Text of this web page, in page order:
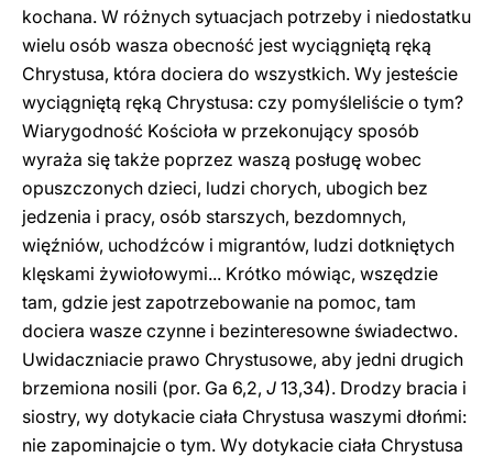
kochana. W różnych sytuacjach potrzeby i niedostatku
wielu osób wasza obecność jest wyciągniętą ręką
Chrystusa, która dociera do wszystkich. Wy jesteście
wyciągniętą ręką Chrystusa: czy pomyśleliście o tym?
Wiarygodność Kościoła w przekonujący sposób
wyraża się także poprzez waszą posługę wobec
opuszczonych dzieci, ludzi chorych, ubogich bez
jedzenia i pracy, osób starszych, bezdomnych,
więźniów, uchodźców i migrantów, ludzi dotkniętych
klęskami żywiołowymi... Krótko mówiąc, wszędzie
tam, gdzie jest zapotrzebowanie na pomoc, tam
dociera wasze czynne i bezinteresowne świadectwo.
Uwidaczniacie prawo Chrystusowe, aby jedni drugich
brzemiona nosili (por. Ga 6,2, J 13,34). Drodzy bracia i
siostry, wy dotykacie ciała Chrystusa waszymi dłońmi:
nie zapominajcie o tym. Wy dotykacie ciała Chrystusa